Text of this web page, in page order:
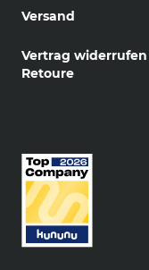
Versand
Vertrag widerrufen
Retoure